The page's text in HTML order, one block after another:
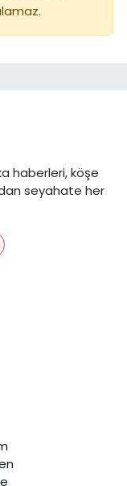
haberleri, köşe
seyahate her